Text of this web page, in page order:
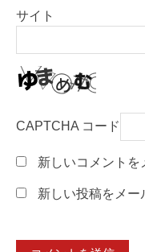
サイト
CAPTCHA コード
新しいコメントを
新しい投稿をメー